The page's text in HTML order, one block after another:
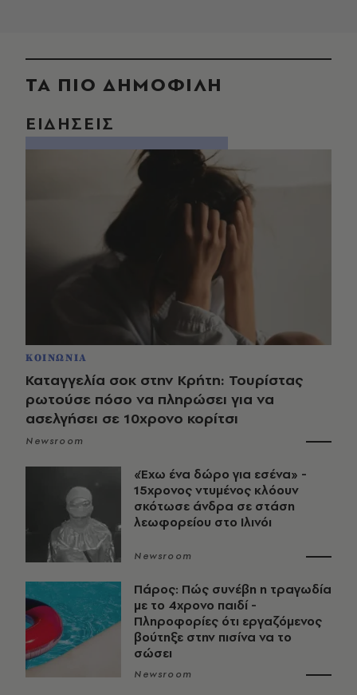
ΤΑ ΠΙΟ ΔΗΜΟΦΙΛΗ
ΕΙΔΗΣΕΙΣ
ΚΟΙΝΩΝΙΑ
Καταγγελία σοκ στην Κρήτη: Τουρίστας
ρωτούσε πόσο να πληρώσει για να
ασελγήσει σε 10χρονο κορίτσι
Newsroom
«Έχω ένα δώρο για εσένα» -
15χρονος ντυμένος κλόουν
σκότωσε άνδρα σε στάση
λεωφορείου στο Ιλινόι
Newsroom
Πάρος: Πώς συνέβη η τραγωδία
με το 4χρονο παιδί -
Πληροφορίες ότι εργαζόμενος
βούτηξε στην πισίνα να το
σώσει
Newsroom